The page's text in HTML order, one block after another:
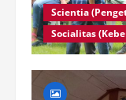
Scientia
Socialitas